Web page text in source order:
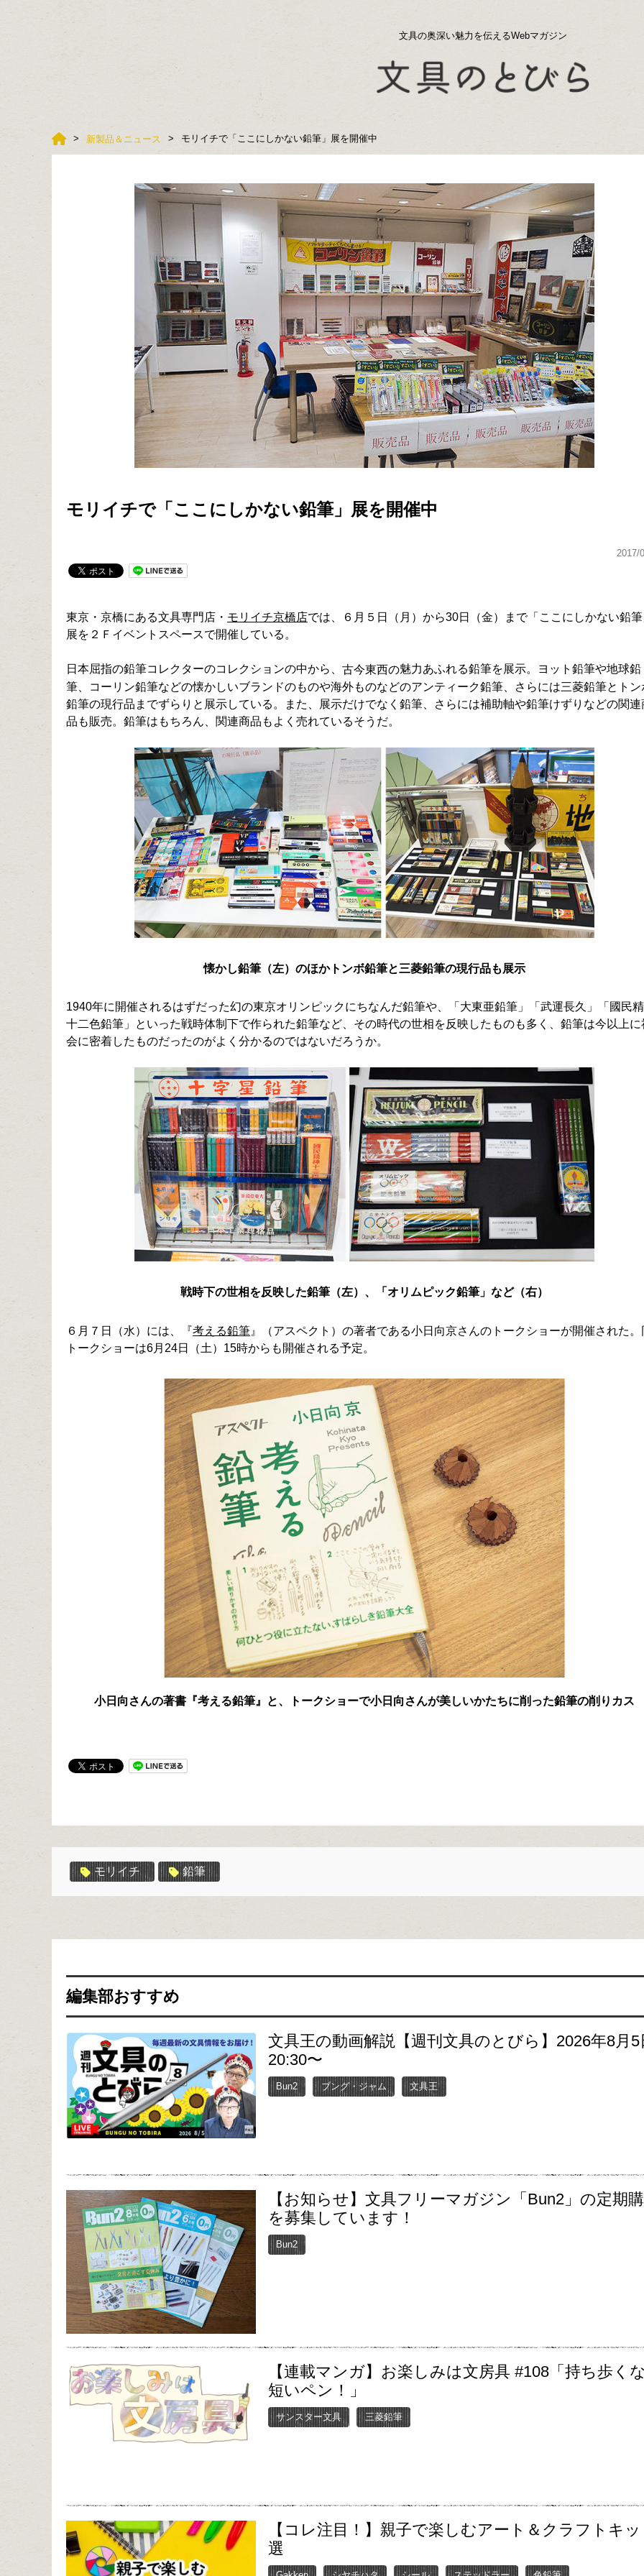
文具の奥深い魅力を伝えるWebマガジン
新製品＆ニュース モリイチで「ここにしかない鉛筆」展を開催中
モリイチで「ここにしかない鉛筆」展を開催中
2017/
東京・京橋にある文具専門店・ モリイチ京橋店では、６月５日（月）から30日（金）まで「ここにしかない鉛
展を２Ｆイベントスペースで開催している。
日本屈指の鉛筆コレクターのコレクションの中から、 古今東西の魅力あふれる鉛筆を展示。ヨット鉛筆や地球鉛
筆、コーリン鉛筆などの懐かしいブランドのものや海外ものなどのアンティーク鉛筆、さらには三菱鉛筆とトン
鉛筆の現行品までずらりと展示している。また、展示だけでなく鉛筆、さらには補助軸や鉛筆けずりなどの関連
品も販売。鉛筆はもちろん、関連商品もよく売れているそうだ。
懐かし鉛筆（左）のほかトンボ鉛筆と三菱鉛筆の現行品も展示
1940年に開催されるはずだった幻の東京オリンピックにちなんだ鉛筆や、「大東亜鉛筆」「武運長久」「國民
十二色鉛筆」といった戦時体制下で作られた鉛筆など、その時代の世相を反映したものも多く、鉛筆は今以上に
会に密着したものだったのがよく分かるのではないだろうか。
戦時下の世相を反映した鉛筆（左）、「オリムピック鉛筆」など（右）
６月７日（水）には、『考える鉛筆 』（アスペクト）の著者である小日向京さんのトークショーが開催された。
トークショーは6月24日（土）15時からも開催される予定。
小日向さんの著書『考える鉛筆』と、トークショーで小日向さんが美しいかたちに削った鉛筆の削りカス
モリイチ 鉛筆
編集部おすすめ
文具王の動画解説【週刊文具のとびら】2026年8月5
20:30〜
Bun2 ブング・ジャム 文具王
【お知らせ】文具フリーマガジン「Bun2」の定期
を募集しています！
Bun2
【連載マンガ】お楽しみは文房具 #108「持ち歩く
短いペン！」
サンスター文具 三菱鉛筆
【コレ注目！】親子で楽しむアート＆クラフトキ
選